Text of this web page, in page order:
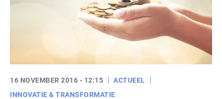
16 NOVEMBER 2016 - 12:15
ACTUEEL
INNOVATIE & TRANSFORMATIE